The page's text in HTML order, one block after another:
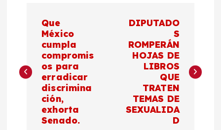
v
e
Que
México
cumpla
compromis
os para
erradicar
discrimina
ción,
exhorta
Senado.
DIPUTADO
S
ROMPERÁN
HOJAS DE
LIBROS
QUE
TRATEN
TEMAS DE
SEXUALIDA
D